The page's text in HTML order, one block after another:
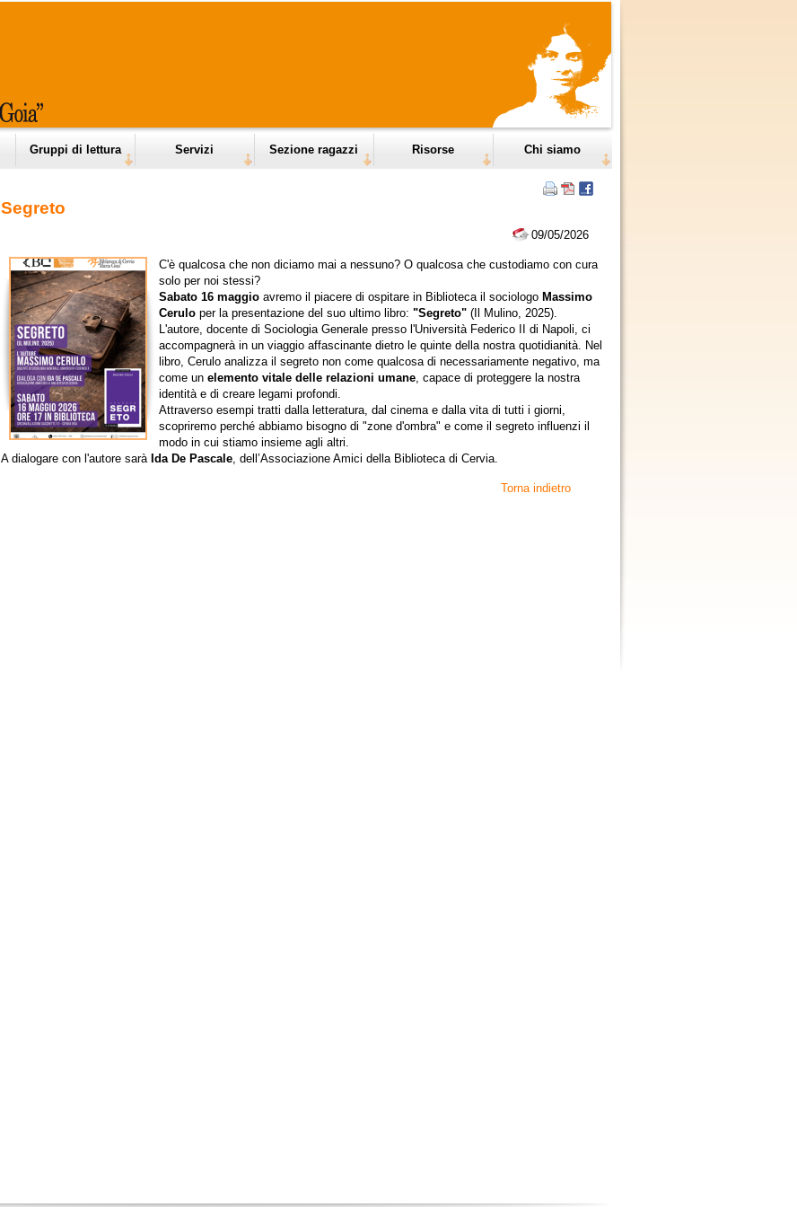
Gruppi di lettura Servizi Sezione ragazzi Risorse Chi siamo
Segreto
09/05/2026
C'è qualcosa che non diciamo mai a nessuno? O qualcosa che custodiamo con cura
solo per noi stessi?
Sabato 16 maggio avremo il piacere di ospitare in Biblioteca il sociologo Massimo
Cerulo per la presentazione del suo ultimo libro: "Segreto" (Il Mulino, 2025).
L'autore, docente di Sociologia Generale presso l'Università Federico II di Napoli, ci
accompagnerà in un viaggio affascinante dietro le quinte della nostra quotidianità. Nel
libro, Cerulo analizza il segreto non come qualcosa di necessariamente negativo, ma
come un elemento vitale delle relazioni umane, capace di proteggere la nostra
identità e di creare legami profondi.
Attraverso esempi tratti dalla letteratura, dal cinema e dalla vita di tutti i giorni,
scopriremo perché abbiamo bisogno di "zone d'ombra" e come il segreto influenzi il
modo in cui stiamo insieme agli altri.
A dialogare con l'autore sarà Ida De Pascale, dell’Associazione Amici della Biblioteca di Cervia.
Torna indietro